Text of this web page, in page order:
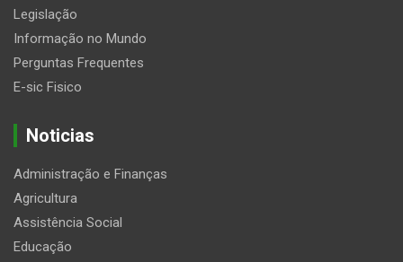
Legislação
Informação no Mundo
Perguntas Frequentes
E-sic Fisico
Noticias
Administração e Finanças
Agricultura
Assistência Social
Educação